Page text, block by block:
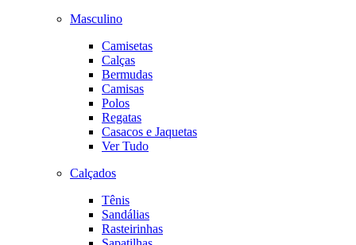
Masculino
Camisetas
Calças
Bermudas
Camisas
Polos
Regatas
Casacos e Jaquetas
Ver Tudo
Calçados
Tênis
Sandálias
Rasteirinhas